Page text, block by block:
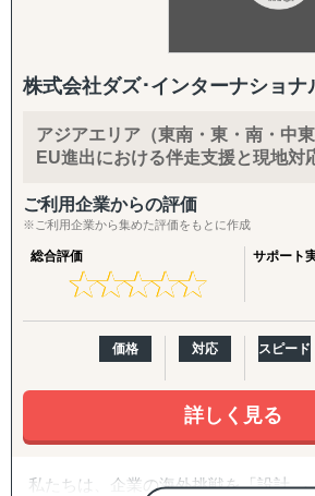
株式会社ダズ･インターナショナ
アジアエリア（東南・東・南・中
EU進出における伴走支援と現地対
ご利用企業からの評価
※ご利用企業から集めた評価をもとに作成
総合評価
★★★★★
★★★★★
サポート
価格 対応 スピード
詳しく見る
私たちは、企業の海外挑戦を「設計